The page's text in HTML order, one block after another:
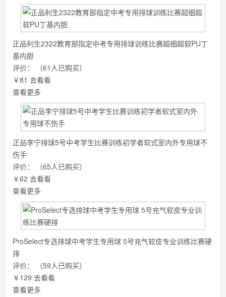
正品利生2322教育部指定中考专用排球训练比赛超细超软PU丁
基内胆
评价：
（61人已购买）
￥81 去看看
查看更多
正品李宁排球5号中考学生比赛训练初学者软式室内外专用球不
伤手
评价：
（65人已购买）
￥62 去看看
查看更多
ProSelect专选排球中考学生专用球 5号充气软皮专业训练比赛硬
排
评价：
（59人已购买）
￥129 去看看
查看更多